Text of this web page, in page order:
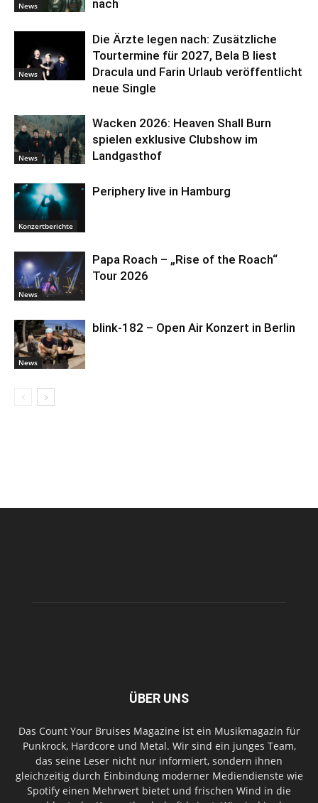
News
nach
News
Die Ärzte legen nach: Zusätzliche
Tourtermine für 2027, Bela B liest
Dracula und Farin Urlaub veröffentlicht
neue Single
News
Wacken 2026: Heaven Shall Burn
spielen exklusive Clubshow im
Landgasthof
Konzertberichte
Periphery live in Hamburg
News
Papa Roach – „Rise of the Roach“
Tour 2026
News
blink-182 – Open Air Konzert in Berlin
ÜBER UNS
Das Count Your Bruises Magazine ist ein Musikmagazin für
Punkrock, Hardcore und Metal. Wir sind ein junges Team,
das seine Leser nicht nur informiert, sondern ihnen
gleichzeitig durch Einbindung moderner Mediendienste wie
Spotify einen Mehrwert bietet und frischen Wind in die